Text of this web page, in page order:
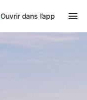
Ouvrir dans l’app